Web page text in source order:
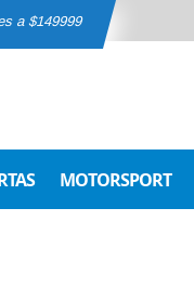
a $149999
MOTORSPORT